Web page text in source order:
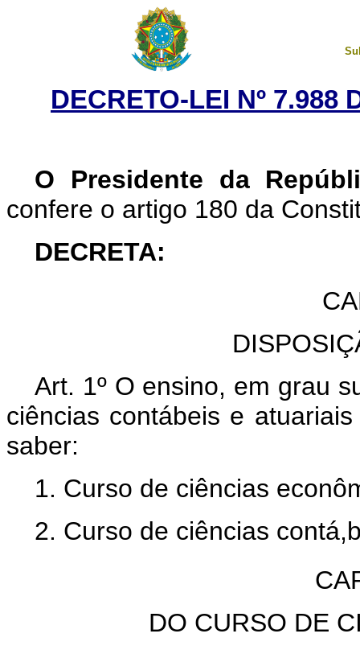
DECRETO-LEI Nº 7.988
O Presidente da
confere o artigo 180 da
DECRETA:
Art. 1º O ensino, em grau
ciências contábeis e
saber:
1. Curso de ciências
2. Curso de ciências
DO CURSO DE